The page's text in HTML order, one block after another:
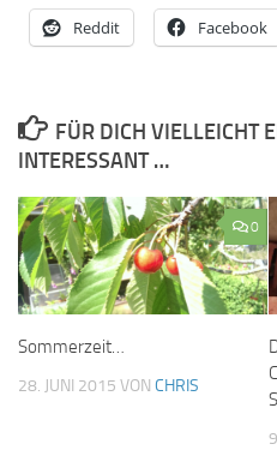
Reddit Facebook
FÜR DICH VIELLEICHT
INTERESSANT …
0
Sommerzeit…
28. JUNI 2015 VON CHRIS